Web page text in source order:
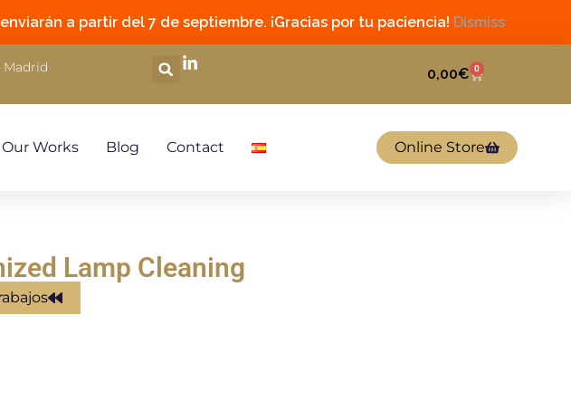
a partir del 7 de septiembre. ¡Gracias por tu paciencia! Dismiss
Madrid 0,00€ 0
Our Works Blog Contact Online Store
Lamp Cleaning